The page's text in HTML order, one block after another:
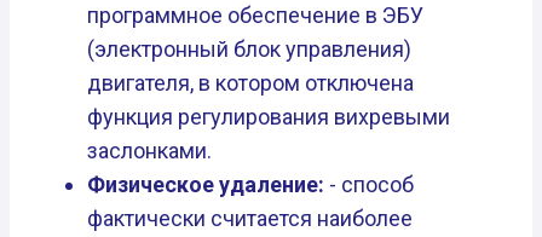
программное обеспечение в ЭБУ
(электронный блок управления)
двигателя, в котором отключена
функция регулирования вихревыми
заслонками.
Физическое удаление: - способ
фактически считается наиболее